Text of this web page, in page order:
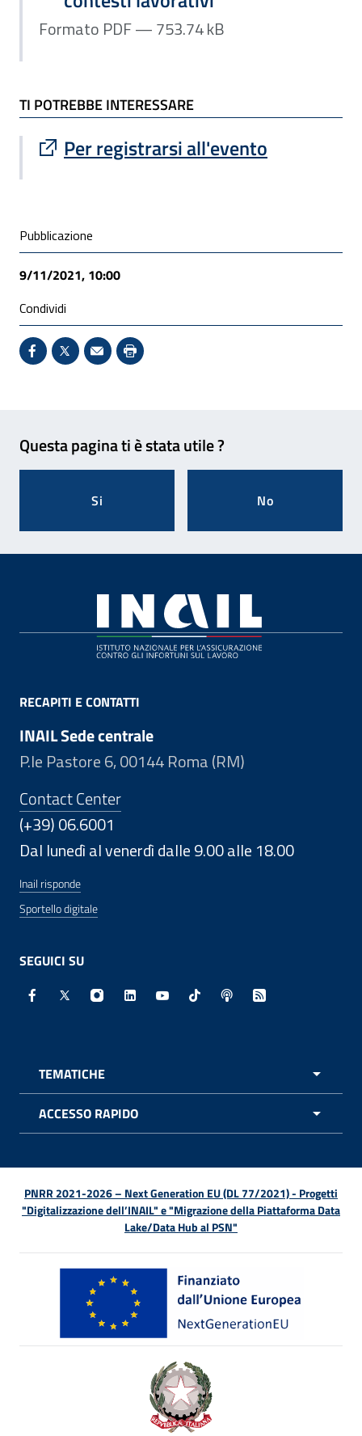
Formato PDF — 753.74 kB
TI POTREBBE INTERESSARE
Per registrarsi all'evento
Sito esterno : apre una nuova finestra
Condivisione social
Pubblicazione
9/11/2021, 10:00
Condividi
Condividi su Facebook - Sito esterno - Apertura in
X - Sito esterno - Apertura in nuova finestra
Invio Mail: apre il programma di posta
Stampa pagina: scelta meno
Questa pagina ti è stata utile ?
Si No
RECAPITI E CONTATTI
INAIL Sede centrale
P.le Pastore 6, 00144 Roma (RM)
Contact Center
(+39) 06.6001
Dal lunedì al venerdì dalle 9.00 alle 18.00
Inail risponde
Sportello digitale
SEGUICI SU
Facebook - Sito esterno - Apertura in nuova finestra
X - Sito esterno - Apertura in nuova finestra
Instagram - Sito esterno - Apertura in
Linkedin - Sito esterno - Apertura in
Youtube - Sito esterno -
TikTok - Sito esterno -
Spreaker - Sito
Feed RSS -
TEMATICHE
ACCESSO RAPIDO
PNRR 2021-2026 – Next Generation EU (DL 77/2021) - Progetti
"Digitalizzazione dell’INAIL" e "Migrazione della Piattaforma Data
Lake/Data Hub al PSN"